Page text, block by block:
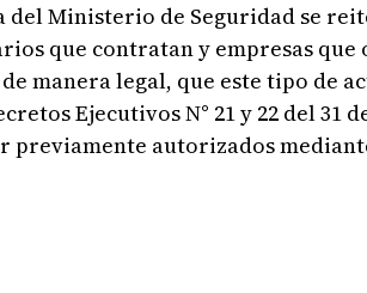
del Ministerio de Seguridad se
que contratan y empresas
manera legal, que este tipo de
Ejecutivos N° 21 y 22 del 31
previamente autorizados